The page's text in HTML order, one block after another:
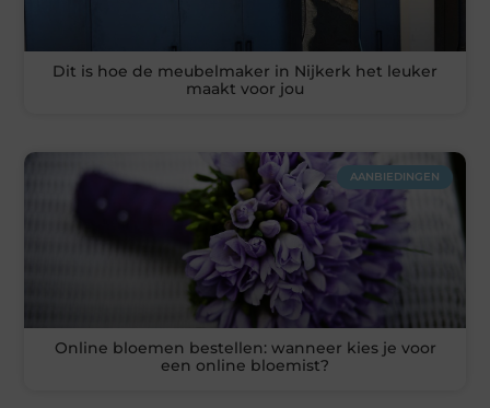
Dit is hoe de meubelmaker in Nijkerk het leuker
maakt voor jou
AANBIEDINGEN
Online bloemen bestellen: wanneer kies je voor
een online bloemist?